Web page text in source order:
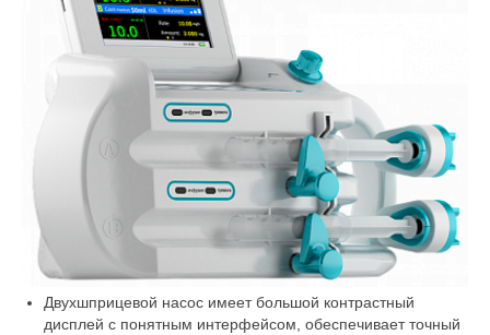
Двухшприцевой насос имеет большой контрастный
дисплей с понятным интерфейсом, обеспечивает точный